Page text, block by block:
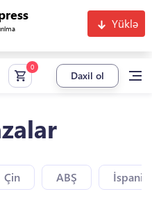
Yüklə
Daxil ol
Çin ABŞ